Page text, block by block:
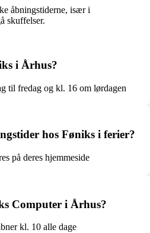
åbningstiderne, især i
skuffelser.
i Århus?
til fredag og kl. 16 om lørdagen
hos Føniks i ferier?
på deres hjemmeside
Computer i Århus?
kl. 10 alle dage